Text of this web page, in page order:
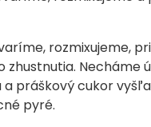
rozmixujeme,
zhustnutia. Necháme
práškový cukor
pyré.